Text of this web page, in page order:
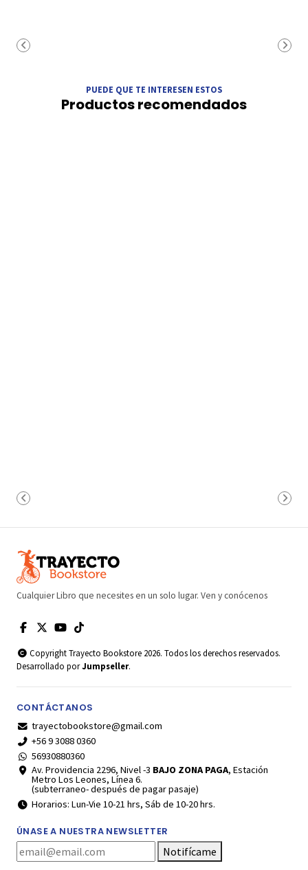
PUEDE QUE TE INTERESEN ESTOS
Productos recomendados
Cualquier Libro que necesites en un solo lugar. Ven y conócenos
Copyright Trayecto Bookstore 2026. Todos los derechos reservados.
Desarrollado porJumpseller.
CONTÁCTANOS
trayectobookstore@gmail.com
+56 9 3088 0360
56930880360
Av. Providencia 2296, Nivel -3 BAJO ZONA PAGA, Estación
Metro Los Leones, Línea 6.
(subterraneo- después de pagar pasaje)
Horarios: Lun-Vie 10-21 hrs, Sáb de 10-20 hrs.
ÚNASE A NUESTRA NEWSLETTER
Notifícame